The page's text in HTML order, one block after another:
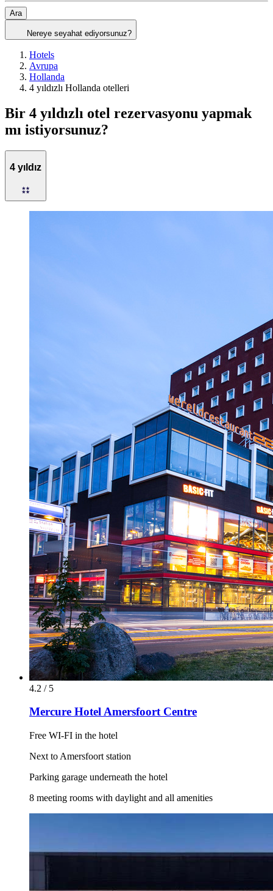
Ara
Nereye seyahat ediyorsunuz?
Hotels
Avrupa
Hollanda
4 yıldızlı Hollanda otelleri
Bir 4 yıldızlı otel rezervasyonu yapmak
mı istiyorsunuz?
4 yıldız
4.2 / 5
Mercure Hotel Amersfoort Centre
Free WI-FI in the hotel
Next to Amersfoort station
Parking garage underneath the hotel
8 meeting rooms with daylight and all amenities